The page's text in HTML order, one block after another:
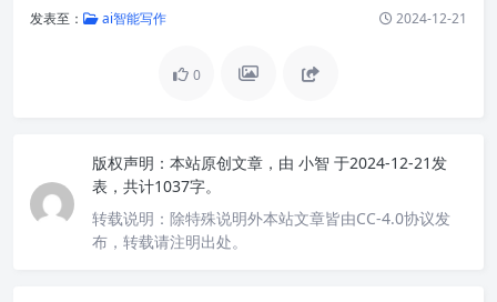
发表至： ai智能写作 2024-12-21
0
版权声明： 本站原创文章，由 小智 于2024-12-21发
表，共计1037字。
转载说明： 除特殊说明外本站文章皆由CC-4.0协议发
布，转载请注明出处。